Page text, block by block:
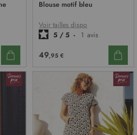
D’ENVIE
Blouse motif bleu
Voir tailles dispo
5 / 5 - 1 avis
49,95 €